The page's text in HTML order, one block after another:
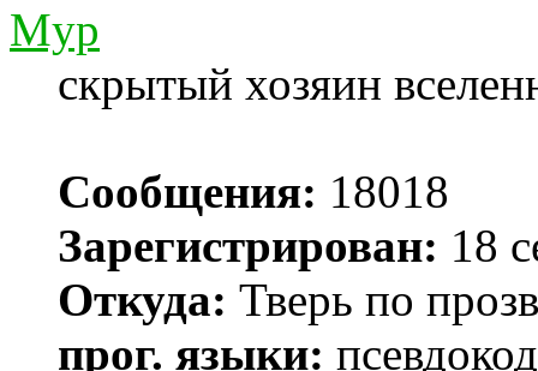
Myp
скрытый хозяин
Сообщения: 18018
Зарегистрирован: 18
Откуда: Тверь по
прог. языки: